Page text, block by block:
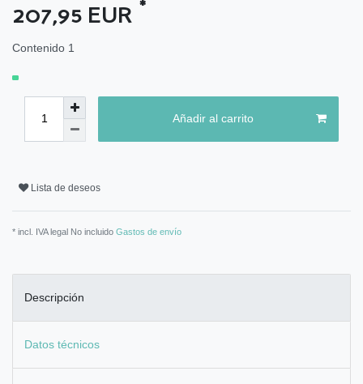
207,95 EUR *
Contenido 1
Añadir al carrito
Lista de deseos
* incl. IVA legal No incluido Gastos de envío
Descripción
Datos técnicos